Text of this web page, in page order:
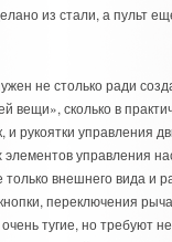
из стали, а пульт
не столько ради
вещи», сколько в
и рукоятки управления
элементов управления
внешнего вида и
переключения
тугие, но требуют